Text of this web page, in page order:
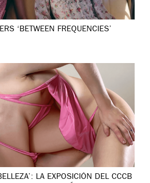
‘BETWEEN FREQUENCIES’
LA EXPOSICIÓN DEL CCCB